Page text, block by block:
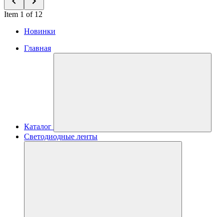
Item 1 of 12
Новинки
Главная
Каталог
Светодиодные ленты